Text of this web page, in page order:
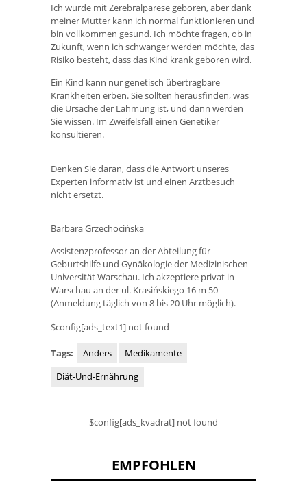
Ich wurde mit Zerebralparese geboren, aber dank
meiner Mutter kann ich normal funktionieren und
bin vollkommen gesund. Ich möchte fragen, ob in
Zukunft, wenn ich schwanger werden möchte, das
Risiko besteht, dass das Kind krank geboren wird.
Ein Kind kann nur genetisch übertragbare
Krankheiten erben. Sie sollten herausfinden, was
die Ursache der Lähmung ist, und dann werden
Sie wissen. Im Zweifelsfall einen Genetiker
konsultieren.
Denken Sie daran, dass die Antwort unseres
Experten informativ ist und einen Arztbesuch
nicht ersetzt.
Barbara Grzechocińska
Assistenzprofessor an der Abteilung für
Geburtshilfe und Gynäkologie der Medizinischen
Universität Warschau. Ich akzeptiere privat in
Warschau an der ul. Krasińskiego 16 m 50
(Anmeldung täglich von 8 bis 20 Uhr möglich).
$config[ads_text1] not found
Tags: Anders
Medikamente
Diät-Und-Ernährung
$config[ads_kvadrat] not found
EMPFOHLEN